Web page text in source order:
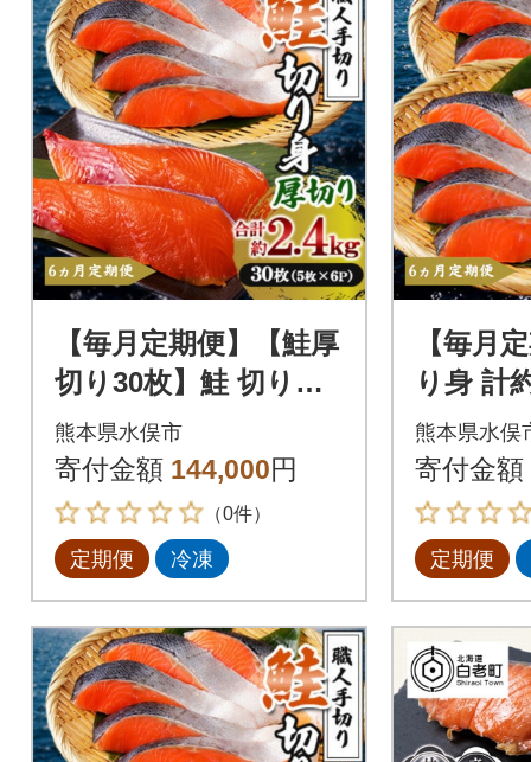
【毎月定期便】【鮭厚
切り30枚】鮭 切り身
計約2.4kg 5枚×6P【鮭
のヤマナカ】全6回
熊本県水俣市
寄付金額 144,000円
（0件）
定期便 冷凍
【毎月
り身 計
0P【鮭
全6回
熊本県水俣
寄付金額
定期便